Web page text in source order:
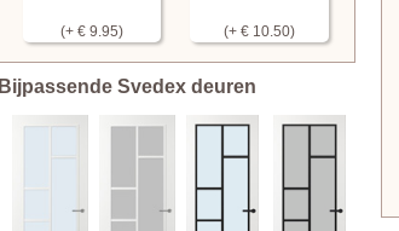
(+ € 9.95) (+ € 10.50)
Bijpassende Svedex deuren